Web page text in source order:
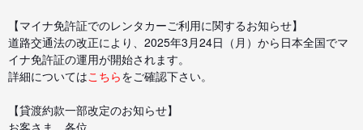
【マイナ免許証でのレンタカーご利用に関するお知らせ】
道路交通法の改正により、2025年3月24日（月）から日本全国でマ
イナ免許証の運用が開始されます。
詳細についてはこちらをご確認下さい。
【貸渡約款一部改定のお知らせ】
お客さま 各位